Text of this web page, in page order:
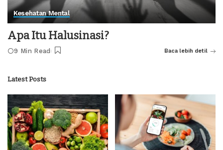
Kesehatan Mental
Apa Itu Halusinasi?
9 Min Read Baca lebih detil
Latest Posts